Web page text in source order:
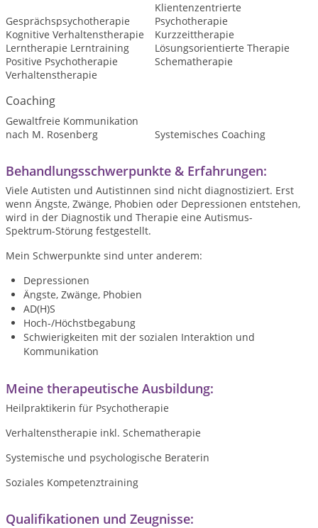
Gesprächspsychotherapie
Klientenzentrierte
Psychotherapie
Kognitive Verhaltenstherapie
Kurzzeittherapie
Lerntherapie Lerntraining
Lösungsorientierte Therapie
Positive Psychotherapie
Schematherapie
Verhaltenstherapie
Coaching
Gewaltfreie Kommunikation
nach M. Rosenberg
Systemisches Coaching
Behandlungsschwerpunkte & Erfahrungen:
Viele Autisten und Autistinnen sind nicht diagnostiziert. Erst
wenn Ängste, Zwänge, Phobien oder Depressionen entstehen,
wird in der Diagnostik und Therapie eine Autismus-
Spektrum-Störung festgestellt.
Mein Schwerpunkte sind unter anderem:
Depressionen
Ängste, Zwänge, Phobien
AD(H)S
Hoch-/Höchstbegabung
Schwierigkeiten mit der sozialen Interaktion und
Kommunikation
Meine therapeutische Ausbildung:
Heilpraktikerin für Psychotherapie
Verhaltenstherapie inkl. Schematherapie
Systemische und psychologische Beraterin
Soziales Kompetenztraining
Qualifikationen und Zeugnisse: